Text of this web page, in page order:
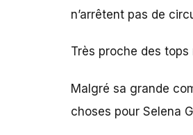
n’arrêtent pas de
Très proche des
Malgré sa grande
choses pour Selena